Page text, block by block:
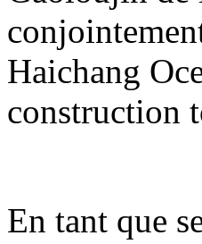
Haichang
construction
En tant que